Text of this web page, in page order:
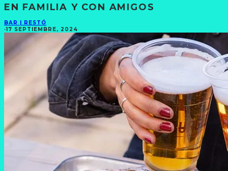
EN FAMILIA Y CON AMIGOS
BAR | RESTÓ
·17 SEPTIEMBRE, 2024